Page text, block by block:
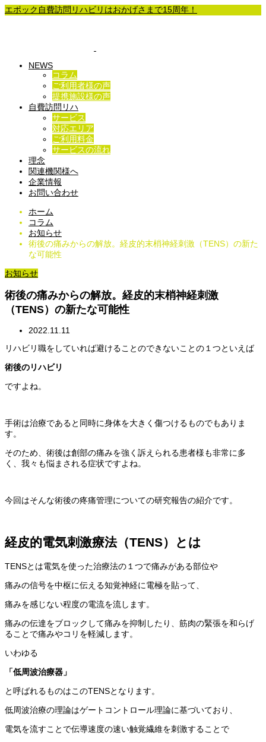
エポック自費訪問リハビリはおかげさまで15周年！
NEWS
コラム
ご利用者様の声
提携施設様の声
自費訪問リハ
サービス
対応エリア
ご利用料金
サービスの流れ
理念
関連機関様へ
企業情報
お問い合わせ
ホーム
コラム
お知らせ
術後の痛みからの解放。経皮的末梢神経刺激（TENS）の新た
な可能性
お知らせ
術後の痛みからの解放。経皮的末梢神経刺激
（TENS）の新たな可能性
2022.11.11
リハビリ職をしていれば避けることのできないことの１つといえば
術後のリハビリ
ですよね。
手術は治療であると同時に身体を大きく傷つけるものでもありま
す。
そのため、術後は創部の痛みを強く訴えられる患者様も非常に多
く、我々も悩まされる症状ですよね。
今回はそんな術後の疼痛管理についての研究報告の紹介です。
経皮的電気刺激療法（TENS）とは
TENSとは電気を使った治療法の１つで痛みがある部位や
痛みの信号を中枢に伝える知覚神経に電極を貼って、
痛みを感じない程度の電流を流します。
痛みの伝達をブロックして痛みを抑制したり、筋肉の緊張を和らげ
ることで痛みやコリを軽減します。
いわゆる
「低周波治療器」
と呼ばれるものはこのTENSとなります。
低周波治療の理論はゲートコントロール理論に基づいており、
電気を流すことで伝導速度の速い触覚繊維を刺激することで